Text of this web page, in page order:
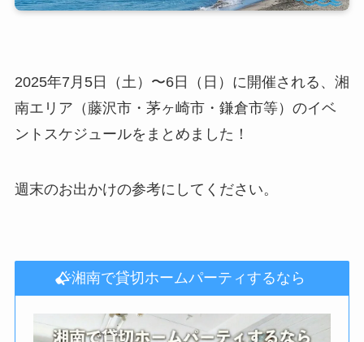
2025年7月5日（土）〜6日（日）に開催される、湘
南エリア（藤沢市・茅ヶ崎市・鎌倉市等）のイベ
ントスケジュールをまとめました！
週末のお出かけの参考にしてください。
湘南で貸切ホームパーティするなら